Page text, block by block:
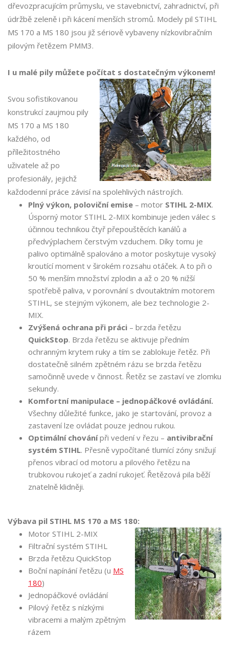
dřevozpracujícím průmyslu, ve stavebnictví, zahradnictví, při
údržbě zeleně i při kácení menších stromů. Modely pil STIHL
MS 170 a MS 180 jsou již sériově vybaveny nízkovibračním
pilovým řetězem PMM3.
I u malé pily můžete počítat s dostatečným výkonem!
Svou sofistikovanou
konstrukcí zaujmou pily
MS 170 a MS 180
každého, od
příležitostného
uživatele až po
profesionály, jejichž
každodenní práce závisí na spolehlivých nástrojích.
Plný výkon, poloviční emise – motor STIHL 2-MIX.
Úsporný motor STIHL 2-MIX kombinuje jeden válec s
účinnou technikou čtyř přepouštěcích kanálů a
předvýplachem čerstvým vzduchem. Díky tomu je
palivo optimálně spalováno a motor poskytuje vysoký
kroutící moment v širokém rozsahu otáček. A to při o
50 % menším množství zplodin a až o 20 % nižší
spotřebě paliva, v porovnání s dvoutaktním motorem
STIHL, se stejným výkonem, ale bez technologie 2-
MIX.
Zvýšená ochrana při práci – brzda řetězu
QuickStop. Brzda řetězu se aktivuje předním
ochranným krytem ruky a tím se zablokuje řetěz. Při
dostatečně silném zpětném rázu se brzda řetězu
samočinně uvede v činnost. Řetěz se zastaví ve zlomku
sekundy.
Komfortní manipulace – jednopáčkové ovládání.
Všechny důležité funkce, jako je startování, provoz a
zastavení lze ovládat pouze jednou rukou.
Optimální chovánípři vedení v řezu – antivibrační
systém STIHL. Přesně vypočítané tlumící zóny snižují
přenos vibrací od motoru a pilového řetězu na
trubkovou rukojeť a zadní rukojeť. Řetězová pila běží
znatelně klidněji.
Výbava pil STIHL MS 170 a MS 180:
Motor STIHL 2-MIX
Filtrační systém STIHL
Brzda řetězu QuickStop
Boční napínání řetězu (u MS
180)
Jednopáčkové ovládání
Pilový řetěz s nízkými
vibracemi a malým zpětným
rázem